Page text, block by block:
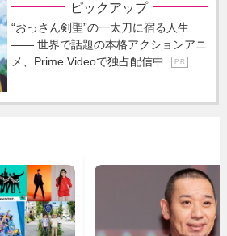
ピックアップ
“おっさん剣聖”の一太刀に宿る人生
―― 世界で話題の本格アクションアニ
メ、Prime Videoで独占配信中
P R